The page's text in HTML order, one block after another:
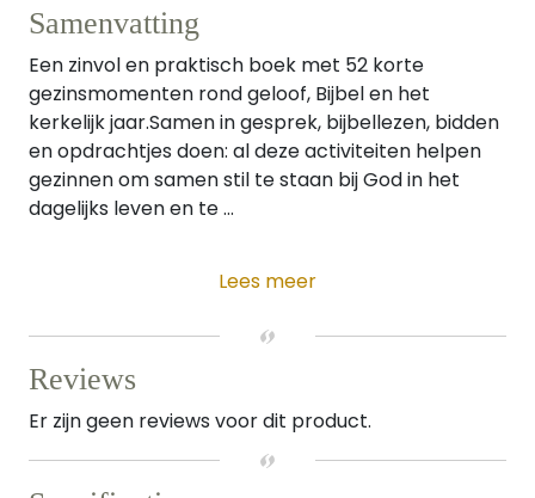
Samenvatting
Een zinvol en praktisch boek met 52 korte
gezinsmomenten rond geloof, Bijbel en het
kerkelijk jaar.Samen in gesprek, bijbellezen, bidden
en opdrachtjes doen: al deze activiteiten helpen
gezinnen om samen stil te staan bij God in het
dagelijks leven en te ...
Lees meer
Reviews
Er zijn geen reviews voor dit product.